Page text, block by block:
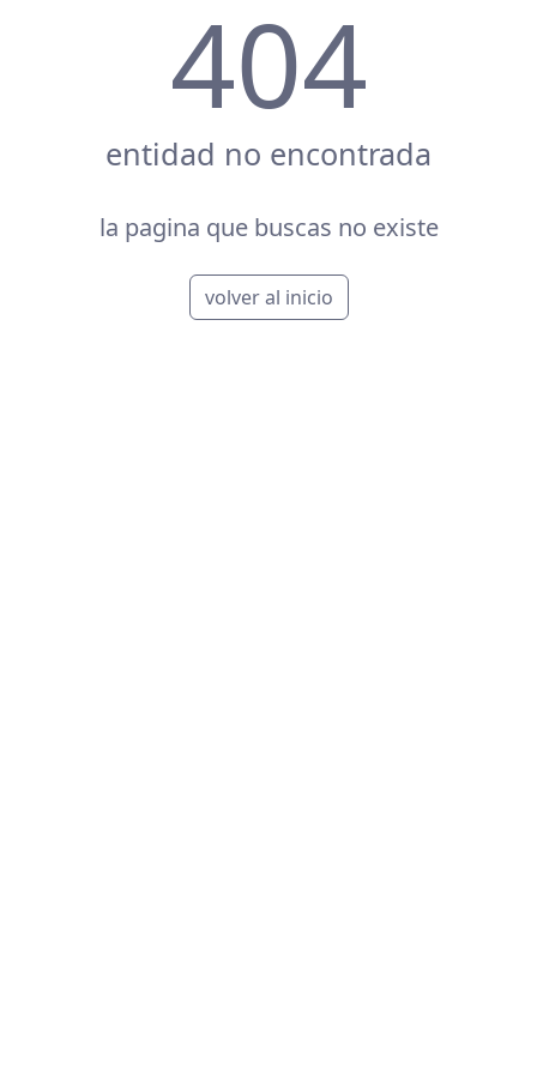
404
entidad no encontrada
la pagina que buscas no existe
volver al inicio